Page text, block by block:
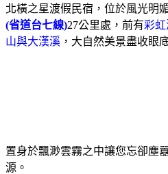
北橫之星渡假民宿，位於風光明
(省道台七線)27公里處，前有彩
山與大漢溪 ，大自然美景盡收眼
置身於飄渺雲霧之中讓您忘卻塵
源。